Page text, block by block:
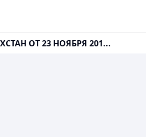
ОТ 23 НОЯБРЯ 201...